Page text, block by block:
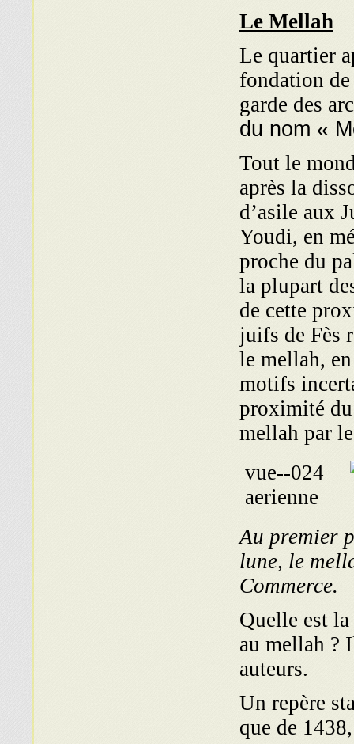
Le Mellah
Le quartier
fondation
garde des
du nom «
Tout le
après la
d’asile aux
Youdi, en
proche du
la plupart
de cette
juifs de Fès
le mellah,
motifs
proximité
mellah par
Au premier
lune, le
Commerce.
Quelle est
au mellah ?
auteurs.
Un repère
que de